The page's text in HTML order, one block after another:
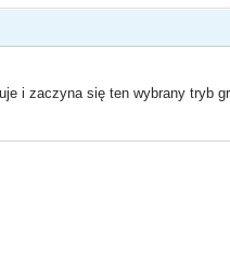
i zaczyna się ten wybrany tryb